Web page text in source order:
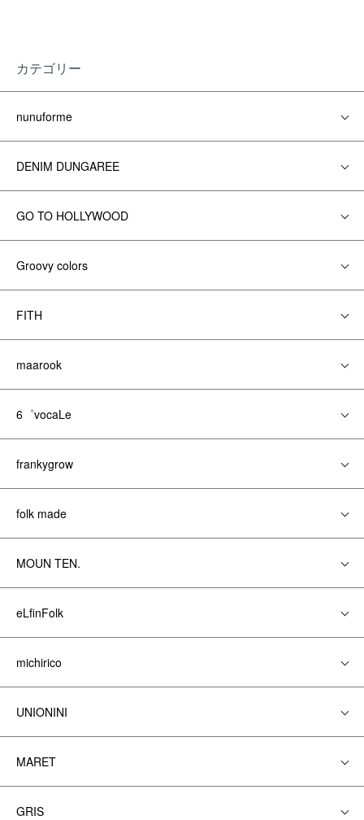
カテゴリー
nunuforme
DENIM DUNGAREE
GO TO HOLLYWOOD
Groovy colors
FITH
maarook
6゜vocaLe
frankygrow
folk made
MOUN TEN.
eLfinFolk
michirico
UNIONINI
MARET
GRIS